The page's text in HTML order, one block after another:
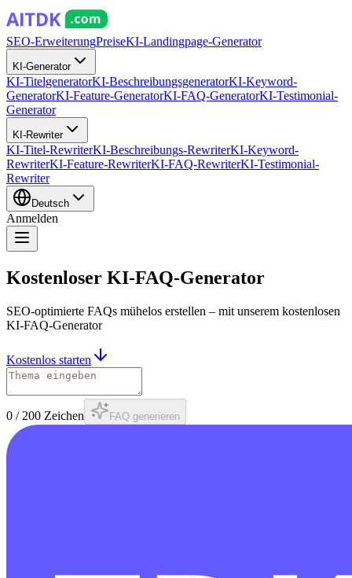
SEO-ErweiterungPreiseKI-Landingpage-Generator
KI-Generator
KI-TitelgeneratorKI-BeschreibungsgeneratorKI-Keyword-
GeneratorKI-Feature-GeneratorKI-FAQ-GeneratorKI-Testimonial-
Generator
KI-Rewriter
KI-Titel-RewriterKI-Beschreibungs-RewriterKI-Keyword-
RewriterKI-Feature-RewriterKI-FAQ-RewriterKI-Testimonial-
Rewriter
Deutsch
Anmelden
Kostenloser KI-FAQ-Generator
SEO-optimierte FAQs mühelos erstellen – mit unserem kostenlosen
KI-FAQ-Generator
Kostenlos starten
0 / 200 Zeichen FAQ generieren